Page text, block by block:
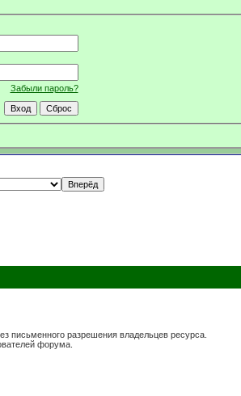
Забыли пароль?
письменного разрешения владельцев ресурса.
форума.